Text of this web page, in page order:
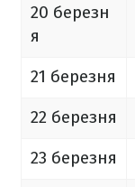
20 березн
я
21 березня
22 березня
23 березня